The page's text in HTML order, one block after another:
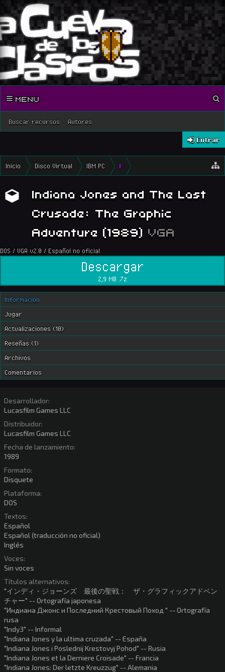
Buscar recursos Autores
MENU
Entrar
Inicio Disco Virtual IBM PC I
Descargar
2,9 MB .7z
Indiana Jones and The Last
Crusade: The Graphic
Adventure (1989) VGA
DOS / VGA v2.0 / Español no oficial
Información
Jugar
Actualizaciones (10)
Reseñas (1)
Archivos
Comentarios
Desarrollador:
Lucasfilm Games LLC
Distribuidor:
Lucasfilm Games LLC
Fecha de lanzamiento:
1989
Formato:
Disquete
Plataforma:
DOS
Textos:
Español
Español (traducción no oficial)
Inglés
Voces:
Sin voces
Títulos alternativos:
"インディ・ジョーンズ 最後の聖戦： ザ・グラフィックアドベン
チャー" -- Ortografía japonesa
"Индиана Джонс и Последний Крестовый Поход " -- Ortografía
rusa
"Indy3" -- Informal
"Indiana Jones y la ultima cruzada" -- España
"Indiana Jones i Poslednij Krestovyj Pohod" -- Rusia
"Indiana Jones et la Derniere Croisade" -- Francia
"Indiana Jones: Der letzte Kreuzzug" -- Alemania